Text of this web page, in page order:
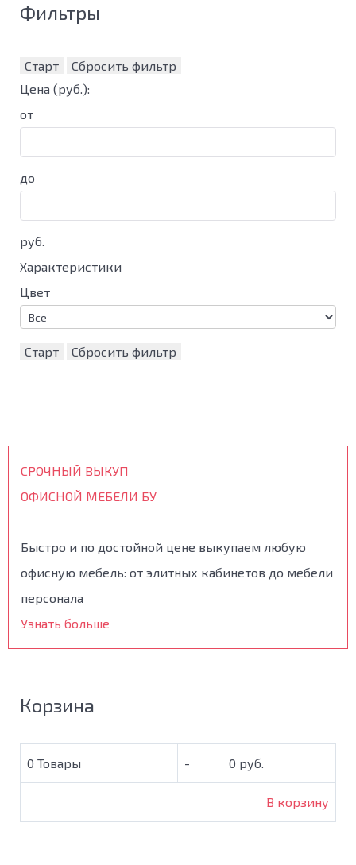
Фильтры
Старт
Сбросить фильтр
Цена (руб.):
от
до
руб.
Характеристики
Цвет
Старт Сбросить фильтр
СРОЧНЫЙ ВЫКУП
ОФИСНОЙ МЕБЕЛИ БУ
Быстро и по достойной цене выкупаем любую
офисную мебель: от элитных кабинетов до мебели
персонала
Узнать больше
Корзина
0 Товары - 0 руб.
В корзину